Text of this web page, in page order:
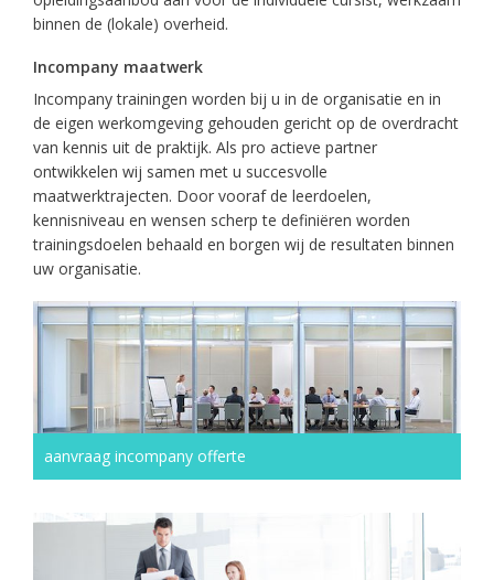
binnen de (lokale) overheid.
Incompany maatwerk
Incompany trainingen worden bij u in de organisatie en in
de eigen werkomgeving gehouden gericht op de overdracht
van kennis uit de praktijk. Als pro actieve partner
ontwikkelen wij samen met u succesvolle
maatwerktrajecten. Door vooraf de leerdoelen,
kennisniveau en wensen scherp te definiëren worden
trainingsdoelen behaald en borgen wij de resultaten binnen
uw organisatie.
aanvraag incompany offerte